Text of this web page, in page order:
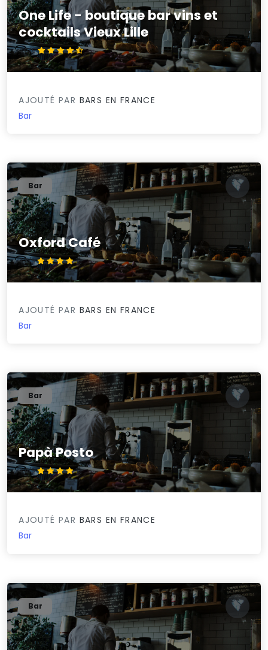
One Life - boutique bar vins et
cocktails Vieux Lille
4.6/5
AJOUTÉ PAR BARS EN FRANCE
Bar
Oxford Café
4.3/5
Bar
AJOUTÉ PAR BARS EN FRANCE
Bar
Papà Posto
4.4/5
Bar
AJOUTÉ PAR BARS EN FRANCE
Bar
Bar